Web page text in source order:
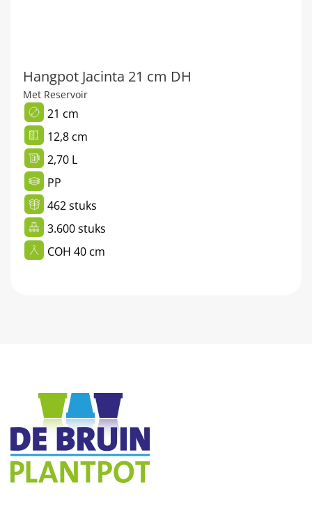
Hangpot Jacinta 21 cm DH
Met Reservoir
21 cm
12,8 cm
2,70 L
PP
462 stuks
3.600 stuks
COH 40 cm